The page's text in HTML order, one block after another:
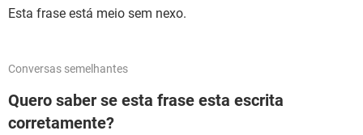
Esta frase está meio sem nexo.
Conversas semelhantes
Quero saber se esta frase esta escrita
corretamente?